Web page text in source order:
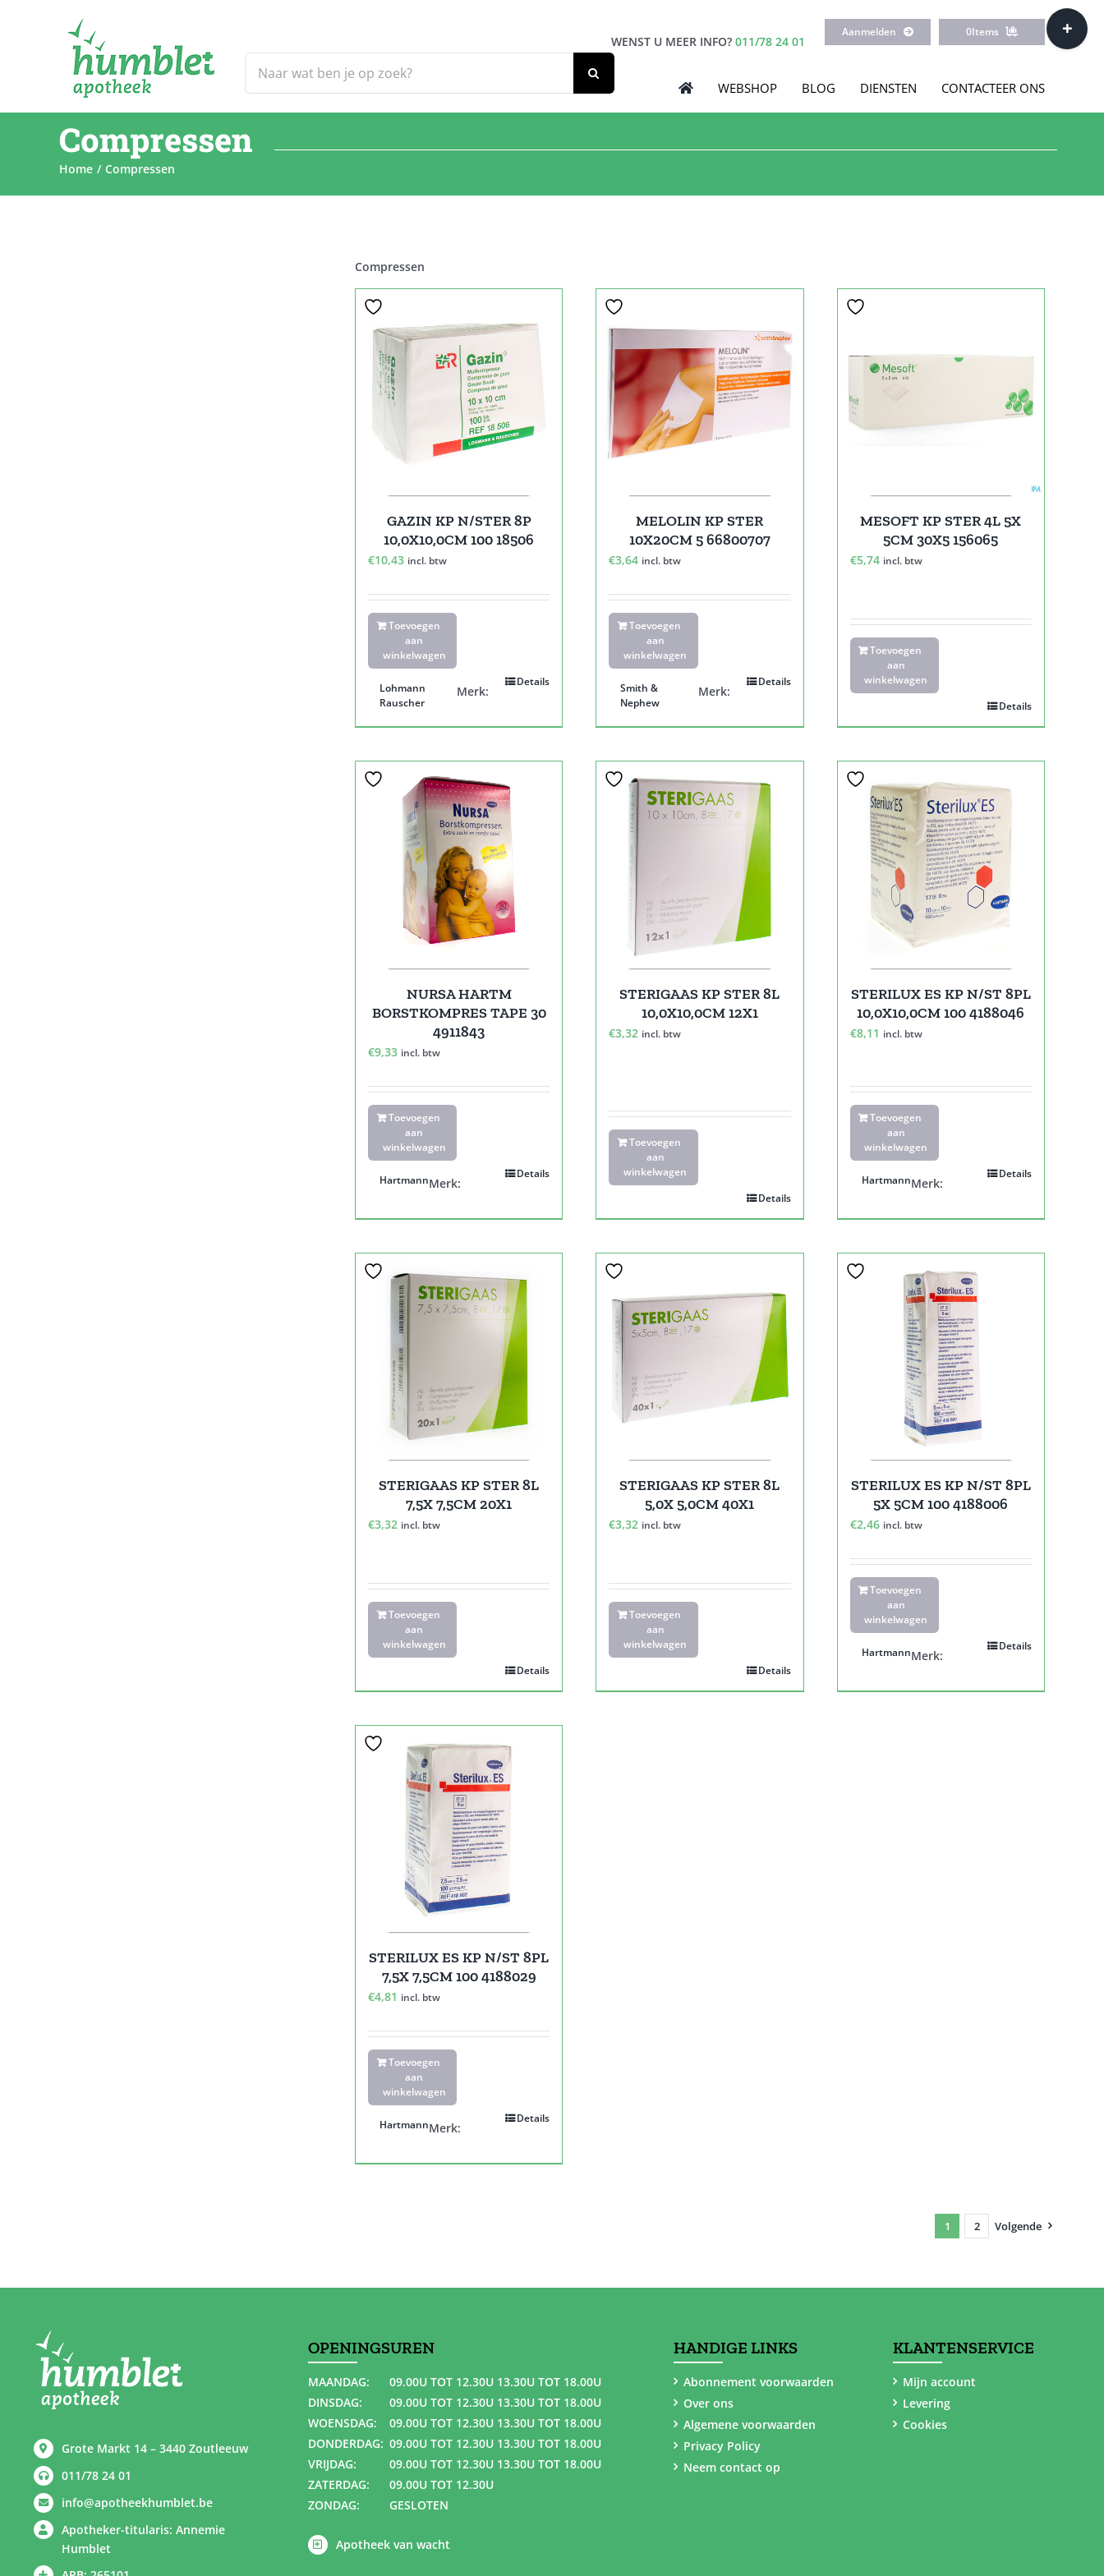
naar:
WENST U MEER INFO? 011/78 24 01
Aanmelden 0Items
WEBSHOP BLOG DIENSTEN CONTACTEER ONS
Compressen
Home Compressen
Compressen
GAZIN KP N/STER 8P
10,0X10,0CM 100 18506
€10,43 incl. btw
Toevoegen
aan
winkelwagen
Details
Merk:
Lohmann
Rauscher
MELOLIN KP STER
10X20CM 5 66800707
€3,64 incl. btw
Toevoegen
aan
winkelwagen
Details
Merk:
Smith &
Nephew
MESOFT KP STER 4L 5X
5CM 30X5 156065
€5,74 incl. btw
Toevoegen
aan
winkelwagen
Details
NURSA HARTM
BORSTKOMPRES TAPE 30
4911843
€9,33 incl. btw
Toevoegen
aan
winkelwagen
Details
Merk:
Hartmann
STERIGAAS KP STER 8L
10,0X10,0CM 12X1
€3,32 incl. btw
Toevoegen
aan
winkelwagen
Details
STERILUX ES KP N/ST 8PL
10,0X10,0CM 100 4188046
€8,11 incl. btw
Toevoegen
aan
winkelwagen
Details
Merk:
Hartmann
STERIGAAS KP STER 8L
7,5X 7,5CM 20X1
€3,32 incl. btw
Toevoegen
aan
winkelwagen
Details
STERIGAAS KP STER 8L
5,0X 5,0CM 40X1
€3,32 incl. btw
Toevoegen
aan
winkelwagen
Details
STERILUX ES KP N/ST 8PL
5X 5CM 100 4188006
€2,46 incl. btw
Toevoegen
aan
winkelwagen
Details
Merk:
Hartmann
STERILUX ES KP N/ST 8PL
7,5X 7,5CM 100 4188029
€4,81 incl. btw
Toevoegen
aan
winkelwagen
Details
Merk:
Hartmann
1 2 Volgende
Grote Markt 14 – 3440 Zoutleeuw
011/78 24 01
info@apotheekhumblet.be
Apotheker-titularis: Annemie
Humblet
OPENINGSUREN
MAANDAG:
09.00U TOT 12.30U 13.30U TOT 18.00U
DINSDAG:
09.00U TOT 12.30U 13.30U TOT 18.00U
WOENSDAG:
09.00U TOT 12.30U 13.30U TOT 18.00U
DONDERDAG: 09.00U TOT 12.30U 13.30U TOT 18.00U
VRIJDAG:
09.00U TOT 12.30U 13.30U TOT 18.00U
ZATERDAG:
09.00U TOT 12.30U
ZONDAG:
GESLOTEN
Apotheek van wacht
HANDIGE LINKS
Abonnement voorwaarden
Over ons
Algemene voorwaarden
Privacy Policy
Neem contact op
KLANTENSERVICE
Mijn account
Levering
Cookies
Toggle
Sliding